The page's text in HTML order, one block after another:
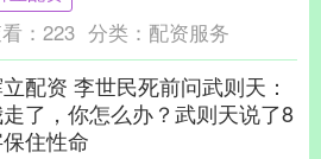
： 223 分类： 配资服务
配资 李世民死前问武则天：
了，你怎么办？武则天说了8
住性命